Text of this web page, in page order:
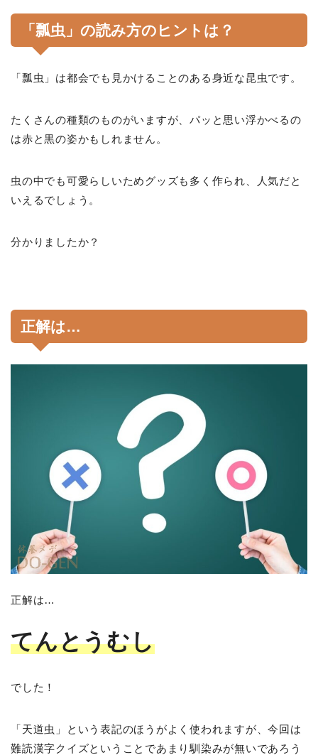
「瓢虫」の読み方のヒントは？
「瓢虫」は都会でも見かけることのある身近な昆虫です。
たくさんの種類のものがいますが、パッと思い浮かべるの
は赤と黒の姿かもしれません。
虫の中でも可愛らしいためグッズも多く作られ、人気だと
いえるでしょう。
分かりましたか？
正解は…
正解は…
てんとうむし
でした！
「天道虫」という表記のほうがよく使われますが、今回は
難読漢字クイズということであまり馴染みが無いであろう